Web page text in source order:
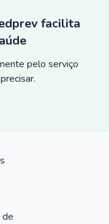
facilita
pelo serviço